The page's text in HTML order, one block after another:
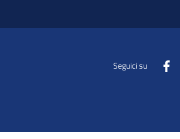
Seguici su